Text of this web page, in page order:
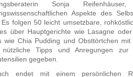
Sonja
Aspekte des
folgen 50 leicht umsetzbare,
über Hauptgerichte wie Lasagne
wie Chia Pudding und Obsttörtchen
nützliche Tipps und Anregungen zur
gegeben.
endet mit einem persönlichen